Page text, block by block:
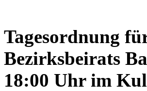
Tagesordnung
Bezirksbeirats
18:00 Uhr im